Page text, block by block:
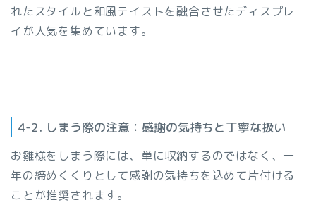
れたスタイルと和風テイストを融合させたディスプレ
イが人気を集めています。
4-2. しまう際の注意：感謝の気持ちと丁寧な扱い
お雛様をしまう際には、単に収納するのではなく、一
年の締めくくりとして感謝の気持ちを込めて片付ける
ことが推奨されます。